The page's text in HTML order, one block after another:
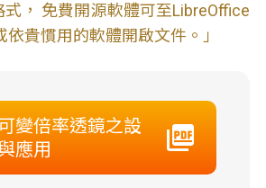
式， 免費開源軟體可至LibreOffice
貴慣用的軟體開啟文件。」
變倍率透鏡之設
應用